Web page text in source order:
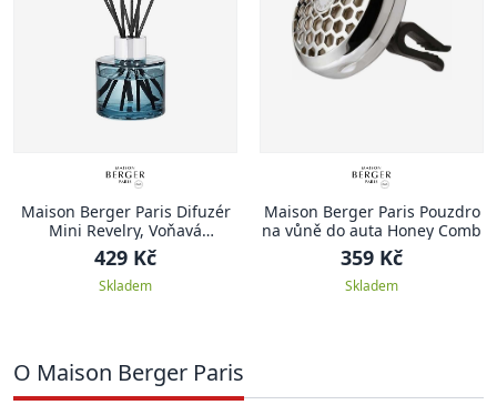
Maison Berger Paris Difuzér
Mini Revelry, Voňavá
mandarinka, 80 ml
429 Kč
Skladem
Maison Berger Paris Pouzdro
na vůně do auta Honey Comb
359 Kč
Skladem
O Maison Berger Paris